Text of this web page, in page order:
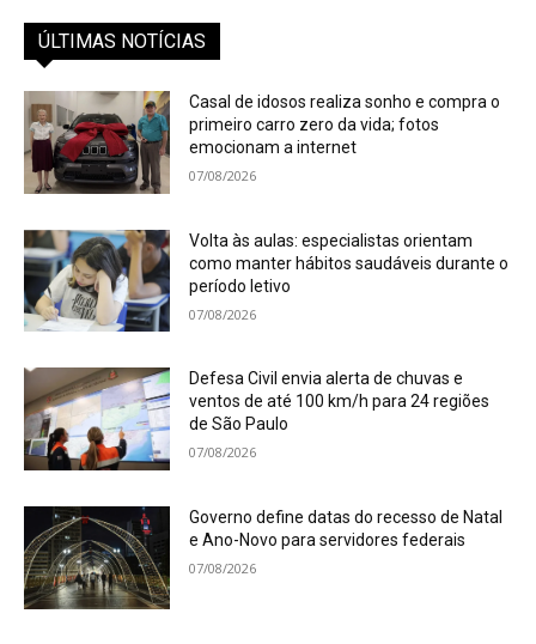
ÚLTIMAS NOTÍCIAS
Casal de idosos realiza sonho e compra o
primeiro carro zero da vida; fotos
emocionam a internet
07/08/2026
Volta às aulas: especialistas orientam
como manter hábitos saudáveis durante o
período letivo
07/08/2026
Defesa Civil envia alerta de chuvas e
ventos de até 100 km/h para 24 regiões
de São Paulo
07/08/2026
Governo define datas do recesso de Natal
e Ano-Novo para servidores federais
07/08/2026